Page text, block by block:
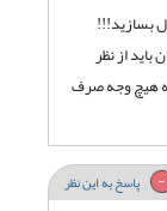
بسازید!!!
باید از نظر
هیچ وجه صرف
پاسخ به این نظر